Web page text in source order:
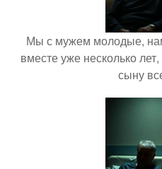
Мы с мужем молодые,
вместе уже несколько
сыну